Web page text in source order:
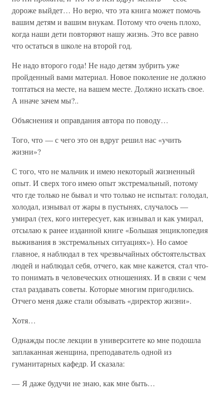
дороже выйдет… Но верю, что эта книга может помочь
вашим детям и вашим внукам. Потому что очень плохо,
когда наши дети повторяют нашу жизнь. Это все равно
что остаться в школе на второй год.
Не надо второго года! Не надо детям зубрить уже
пройденный вами материал. Новое поколение не должно
топтаться на месте, на вашем месте. Должно искать свое.
А иначе зачем мы?..
Объяснения и оправдания автора по поводу…
Того, что — с чего это он вдруг решил нас «учить
жизни»?
С того, что не мальчик и имею некоторый жизненный
опыт. И сверх того имею опыт экстремальный, потому
что где только не бывал и что только не испытал: голодал,
холодал, изнывал от жары в пустынях, случалось —
умирал (тех, кого интересует, как изнывал и как умирал,
отсылаю к ранее изданной книге «Большая энциклопедия
выживания в экстремальных ситуациях»). Но самое
главное, я наблюдал в тех чрезвычайных обстоятельствах
людей и наблюдал себя, отчего, как мне кажется, стал что-
то понимать в человеческих отношениях. И в связи с чем
стал раздавать советы. Которые многим пригодились.
Отчего меня даже стали обзывать «директор жизни».
Хотя…
Однажды после лекции в университете ко мне подошла
заплаканная женщина, преподаватель одной из
гуманитарных кафедр. И сказала:
— Я даже будучи не знаю, как мне быть…